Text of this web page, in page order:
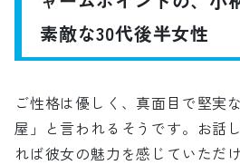
素敵な30代後半女性
ご性格は優しく、真面目で堅実
屋」と言われるそうです。お話
れば彼女の魅力を感じていただ